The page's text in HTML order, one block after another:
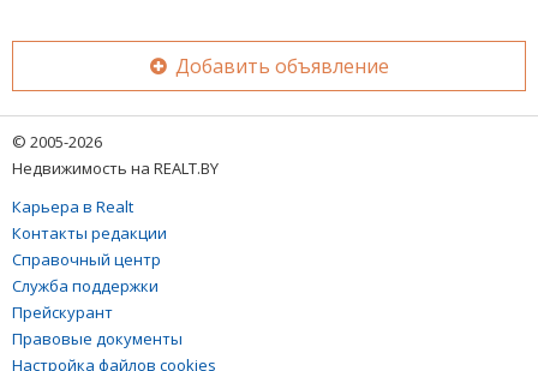
Добавить объявление
© 2005-2026
Недвижимость на REALT.BY
Карьера в Realt
Контакты редакции
Справочный центр
Служба поддержки
Прейскурант
Правовые документы
Настройка файлов cookies